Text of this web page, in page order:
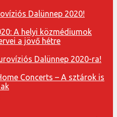
Dalünnep 2020!
A helyi közmédiumok
a jövő hétre
Dalünnep 2020-ra!
Concerts – A sztárok is